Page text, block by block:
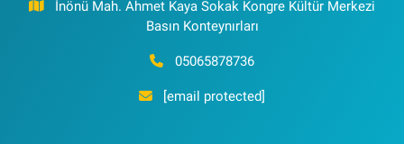
İnönü Mah. Ahmet Kaya Sokak Kongre Kültür Merkezi
Basın Konteynırları
05065878736
[email protected]